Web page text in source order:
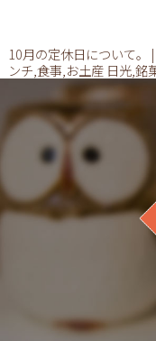
10月の定休日について。
ンチ,食事,お土産 日光,銘